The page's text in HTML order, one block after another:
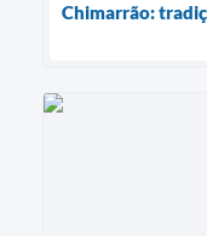
Chimarrão: